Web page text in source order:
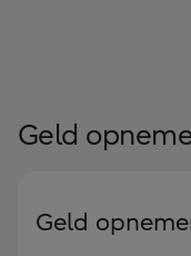
Geld
Geld